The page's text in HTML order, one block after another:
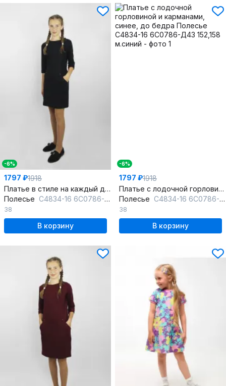
-6%
1797 ₽1918
Платье в стиле на каждый день с карманами и рукавом 3/4
Полесье С4834-16 6С0786-Д43 152,158 черный
38
В корзину
-6%
1797 ₽1918
Платье с лодочной горловиной и карманами, синее, до бедра
Полесье С4834-16 6С0786-Д43 152,158 м.синий
38
В корзину